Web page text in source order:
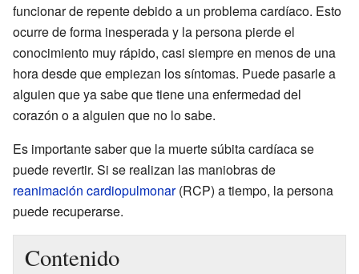
funcionar de repente debido a un problema cardíaco. Esto
ocurre de forma inesperada y la persona pierde el
conocimiento muy rápido, casi siempre en menos de una
hora desde que empiezan los síntomas. Puede pasarle a
alguien que ya sabe que tiene una enfermedad del
corazón o a alguien que no lo sabe.
Es importante saber que la muerte súbita cardíaca se
puede revertir. Si se realizan las maniobras de
reanimación cardiopulmonar(RCP) a tiempo, la persona
puede recuperarse.
Contenido